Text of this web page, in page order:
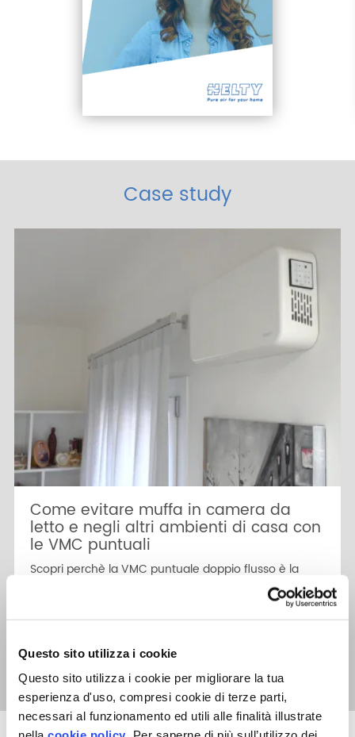
Questo sito utilizza i cookie
Questo sito utilizza i cookie per migliorare la tua
esperienza d'uso, compresi cookie di terze parti,
necessari al funzionamento ed utili alle finalità illustrate
Case study
Come evitare muffa in camera da
letto e negli altri ambienti di casa con
le VMC puntuali
Scopri perchè la VMC puntuale doppio flusso è la
scelta migliore per evitare muffe nelle camere e
garantire benessere e comfort acustico in casa